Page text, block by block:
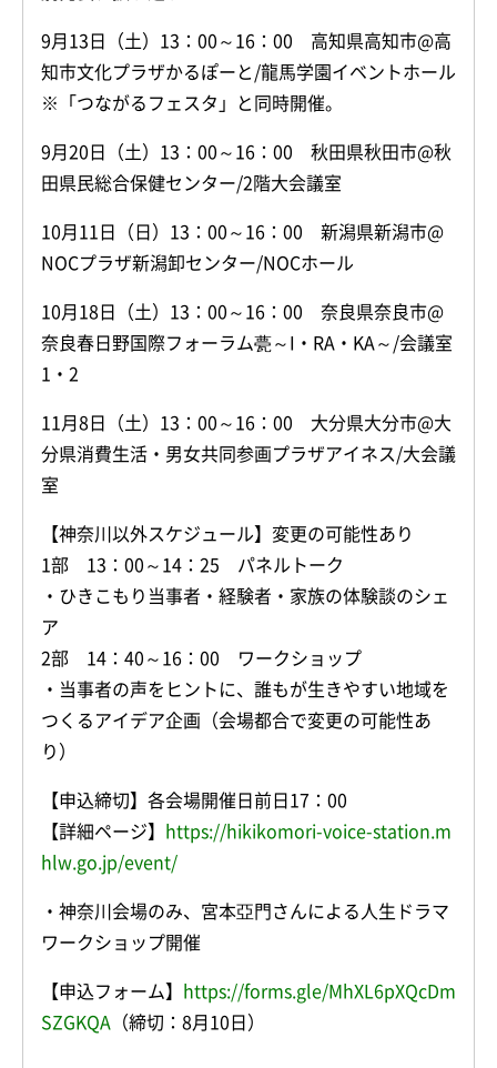
9月13日（土）13：00～16：00 高知県高知市@高
知市文化プラザかるぽーと/龍馬学園イベントホール
※「つながるフェスタ」と同時開催。
9月20日（土）13：00～16：00 秋田県秋田市@秋
田県民総合保健センター/2階大会議室
10月11日（日）13：00～16：00 新潟県新潟市@
NOCプラザ新潟卸センター/NOCホール
10月18日（土）13：00～16：00 奈良県奈良市@
奈良春日野国際フォーラム甍～I・RA・KA～/会議室
1・2
11月8日（土）13：00～16：00 大分県大分市@大
分県消費生活・男女共同参画プラザアイネス/大会議
室
【神奈川以外スケジュール】変更の可能性あり
1部 13：00～14：25 パネルトーク
・ひきこもり当事者・経験者・家族の体験談のシェ
ア
2部 14：40～16：00 ワークショップ
・当事者の声をヒントに、誰もが生きやすい地域を
つくるアイデア企画（会場都合で変更の可能性あ
り）
【申込締切】各会場開催日前日17：00
【詳細ページ】
https://hikikomori-voice-station.m
hlw.go.jp/event/
・神奈川会場のみ、宮本亞門さんによる人生ドラマ
ワークショップ開催
【申込フォーム】
https://forms.gle/MhXL6pXQcDm
SZGKQA （締切：8月10日）